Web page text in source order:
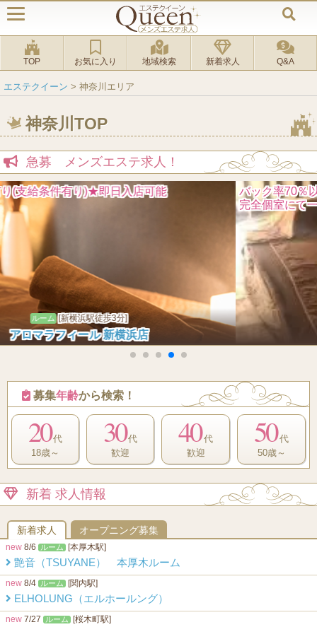
TOP お気に入り 地域検索 新着求人 Q&A
エステクイーン > 神奈川エリア
神奈川TOP
急募 メンズエステ求人！
バック率70％以上可能!!
完全個室にて一人待機！
ルーム [相模原駅]
熟プレミアム 相模原店
募集年齢から検索！
20 代
18歳～
30 代
歓迎
40 代
歓迎
50 代
50歳～
新着 求人情報
新着求人 オープニング募集
new 8/6 ルーム [本厚木駅]
艶音（TSUYANE） 本厚木ルーム
new 8/4 ルーム [関内駅]
ELHOLUNG（エルホールング）
new 7/27 ルーム [桜木町駅]